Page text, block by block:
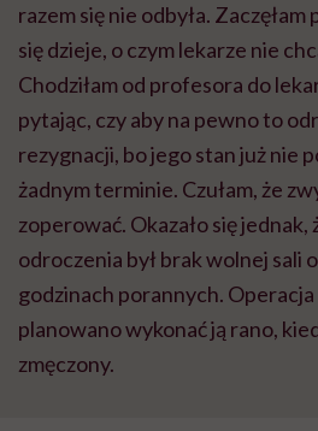
razem się nie odbyła.
się dzieje, o czym lekarze nie
Chodziłam od profesora do
pytając, czy aby na pewno to
rezygnacji, bo jego stan już nie
żadnym terminie. Czułam, że
zoperować. Okazało się
odroczenia był brak wolnej sali
godzinach porannych. Operacja
planowano wykonać ją rano,
zmęczony.